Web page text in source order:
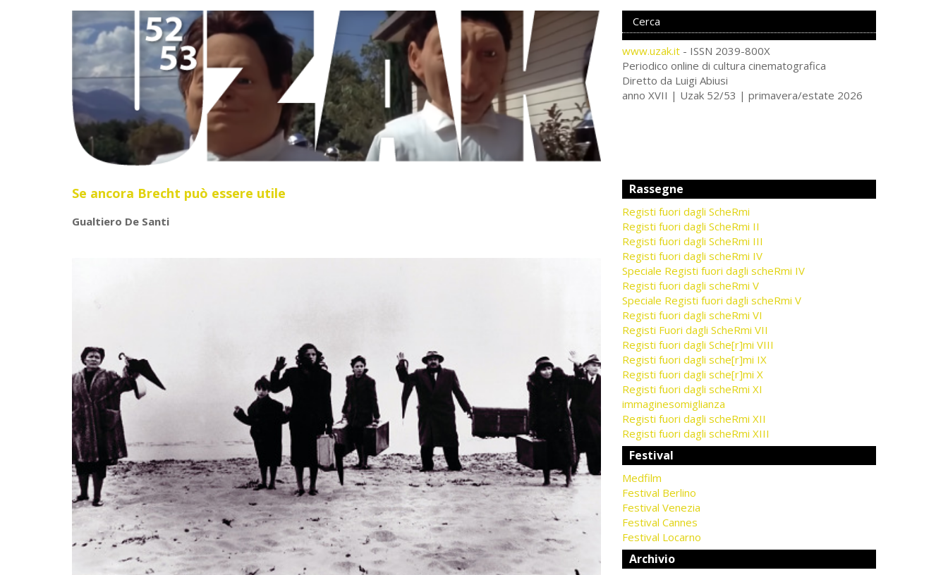
www.uzak.it - ISSN 2039-800X
Periodico online di cultura cinematografica
Diretto da Luigi Abiusi
anno XVII | Uzak 52/53 | primavera/estate 2026
Se ancora Brecht può essere utile
Gualtiero De Santi
Rassegne
Registi fuori dagli ScheRmi
Registi fuori dagli ScheRmi II
Registi fuori dagli ScheRmi III
Registi fuori dagli scheRmi IV
Speciale Registi fuori dagli scheRmi IV
Registi fuori dagli scheRmi V
Speciale Registi fuori dagli scheRmi V
Registi fuori dagli scheRmi VI
Registi Fuori dagli ScheRmi VII
Registi fuori dagli Sche[r]mi VIII
Registi fuori dagli sche[r]mi IX
Registi fuori dagli sche[r]mi X
Registi fuori dagli scheRmi XI
immaginesomiglianza
Registi fuori dagli scheRmi XII
Registi fuori dagli scheRmi XIII
Festival
Medfilm
Festival Berlino
Festival Venezia
Festival Cannes
Festival Locarno
Archivio